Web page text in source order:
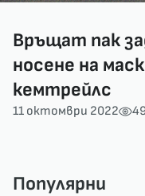
Връщат пак
носене на
кемтрейлс
11 октомври 2022
Популярни